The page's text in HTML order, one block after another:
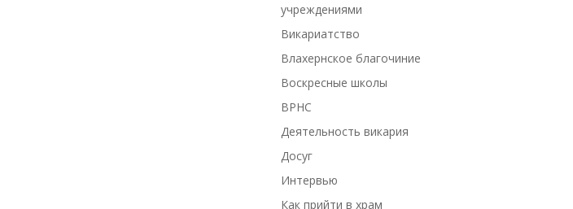
учреждениями
Викариатство
Влахернское благочиние
Воскресные школы
ВРНС
Деятельность викария
Досуг
Интервью
Как прийти в храм